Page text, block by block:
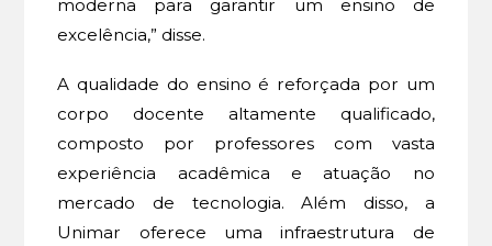
moderna para garantir um ensino de
excelência,” disse.
A qualidade do ensino é reforçada por um
corpo docente altamente qualificado,
composto por professores com vasta
experiência acadêmica e atuação no
mercado de tecnologia. Além disso, a
Unimar oferece uma infraestrutura de